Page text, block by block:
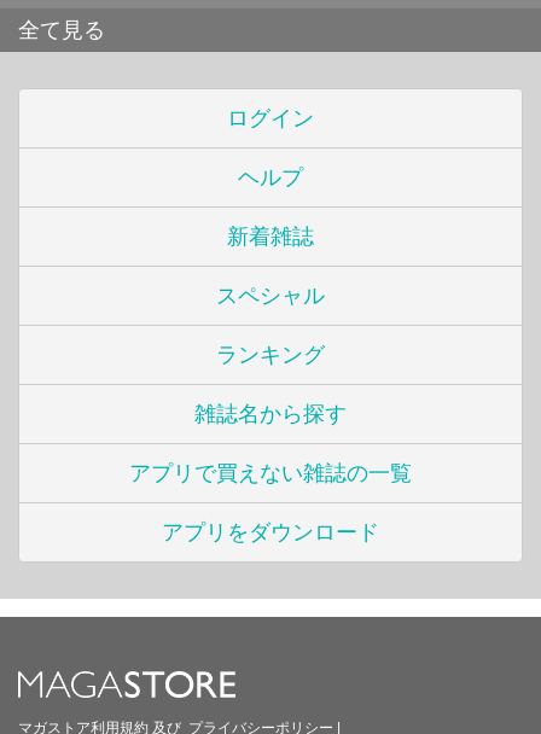
全て見る
ログイン
ヘルプ
新着雑誌
スペシャル
ランキング
雑誌名から探す
アプリで買えない雑誌の一覧
アプリをダウンロード
マガストア利用規約 及び プライバシーポリシー